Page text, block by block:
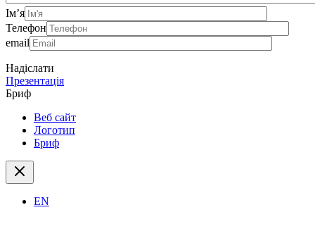
Ім’я
Телефон
email
Надіслати
Презентація
Бриф
Веб сайт
Логотип
Бриф
EN